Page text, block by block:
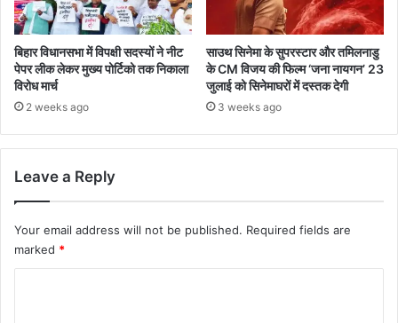
बिहार विधानसभा में विपक्षी सदस्यों ने नीट
पेपर लीक लेकर मुख्य पोर्टिको तक निकाला
विरोध मार्च
2 weeks ago
साउथ सिनेमा के सुपरस्टार और तमिलनाडु
के CM विजय की फिल्म ‘जना नायगन’ 23
जुलाई को सिनेमाघरों में दस्तक देगी
3 weeks ago
Leave a Reply
Your email address will not be published. Required fields are
marked *